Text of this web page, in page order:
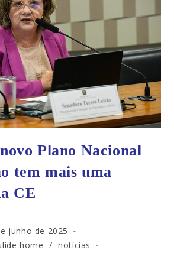
Plano Nacional
tem mais uma
CE
junho de 2025
home / notícias